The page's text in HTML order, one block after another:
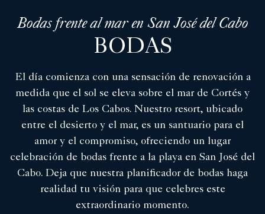
Bodas frente al mar en San José del Cabo
BODAS
El día comienza con una sensación de renovación a
medida que el sol se eleva sobre el mar de Cortés y
las costas de Los Cabos. Nuestro resort, ubicado
entre el desierto y el mar, es un santuario para el
amor y el compromiso, ofreciendo un lugar
celebración de bodas frente a la playa en San José del
Cabo. Deja que nuestra planificador de bodas haga
realidad tu visión para que celebres este
extraordinario momento.